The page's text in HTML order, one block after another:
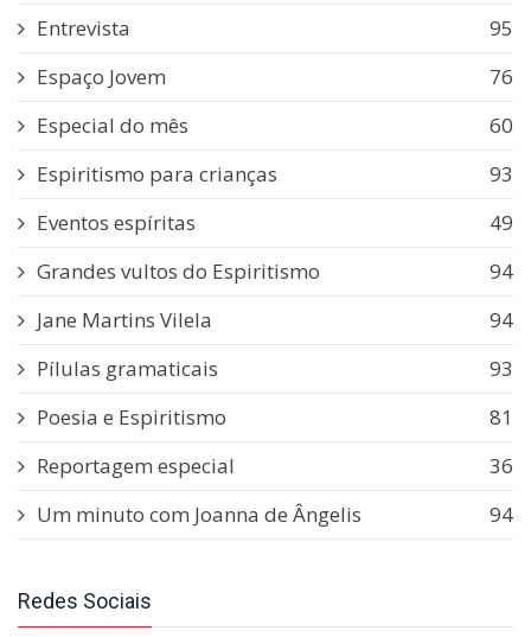
Entrevista
95
Espaço Jovem
76
Especial do mês
60
Espiritismo para crianças
93
Eventos espíritas
49
Grandes vultos do Espiritismo
94
Jane Martins Vilela
94
Pílulas gramaticais
93
Poesia e Espiritismo
81
Reportagem especial
36
Um minuto com Joanna de Ângelis
94
Redes Sociais